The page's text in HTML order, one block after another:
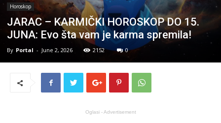
Horoskop
JARAC – KARMIČKI HOROSKOP DO 15.
JUNA: Evo šta vam je karma spremila!
By Portal - June 2, 2026 2152 0
Oglasi - Advertisement